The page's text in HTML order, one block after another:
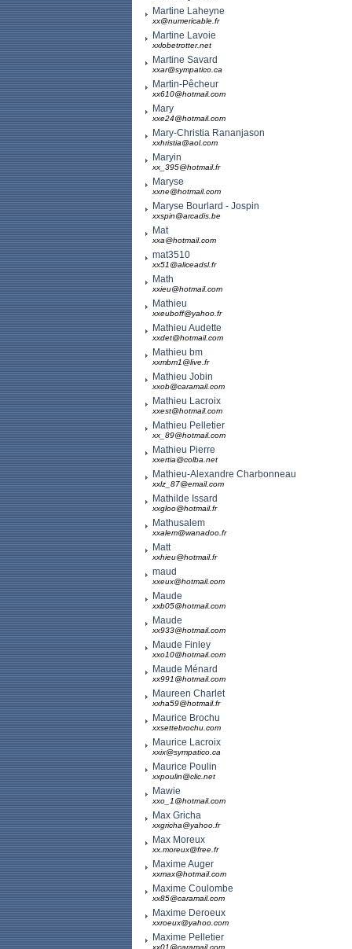
Martine Laheyne
xx@numericable.fr
Martine Lavoie
xxlobetrotter.net
Martine Savard
xxar@sympatico.ca
Martin-Pêcheur
xx610@hotmail.com
Mary
xxe24@hotmail.com
Mary-Christia Rananjason
xxhristia@aol.com
Maryin
xx_395@hotmail.fr
Maryse
xxne@hotmail.com
Maryse Bourlard - Jospin
xxspin@arcadis.be
Mat
xxa@hotmail.com
mat3510
xx51@aliceadsl.fr
Math
xxieu@hotmail.com
Mathieu
xxeuboff@yahoo.fr
Mathieu Audette
xxdet@hotmail.com
Mathieu bm
xxmbm1@live.fr
Mathieu Jobin
xxob@caramail.com
Mathieu Lacroix
xxest@hotmail.com
Mathieu Pelletier
xx_89@hotmail.com
Mathieu Pierre
xxertia@colba.net
Mathieu-Alexandre Charbonneau
xxlz_87@email.com
Mathilde Issard
xxgloo@hotmail.fr
Mathusalem
xxalem@wanadoo.fr
Matt
xxhieu@hotmail.fr
maud
xxeux@hotmail.com
Maude
xxb05@hotmail.com
Maude
xx933@hotmail.com
Maude Finley
xxo10@hotmail.com
Maude Ménard
xx991@hotmail.com
Maureen Charlet
xxha59@hotmail.fr
Maurice Brochu
xxsettebrochu.com
Maurice Lacroix
xxix@sympatico.ca
Maurice Poulin
xxpoulin@clic.net
Mawie
xxo_1@hotmail.com
Max Gricha
xxgricha@yahoo.fr
Max Moreux
xx.moreux@free.fr
Maxime Auger
xxmax@hotmail.com
Maxime Coulombe
xx85@caramail.com
Maxime Deroeux
xxroeux@yahoo.com
Maxime Pelletier
xx01@caramail.com